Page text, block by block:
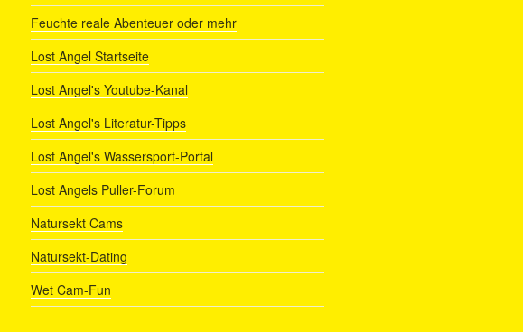
Feuchte reale Abenteuer oder mehr
Lost Angel Startseite
Lost Angel's Youtube-Kanal
Lost Angel's Literatur-Tipps
Lost Angel's Wassersport-Portal
Lost Angels Puller-Forum
Natursekt Cams
Natursekt-Dating
Wet Cam-Fun